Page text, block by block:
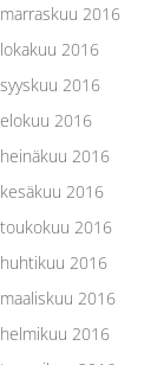
marraskuu 2016
lokakuu 2016
syyskuu 2016
elokuu 2016
heinäkuu 2016
kesäkuu 2016
toukokuu 2016
huhtikuu 2016
maaliskuu 2016
helmikuu 2016